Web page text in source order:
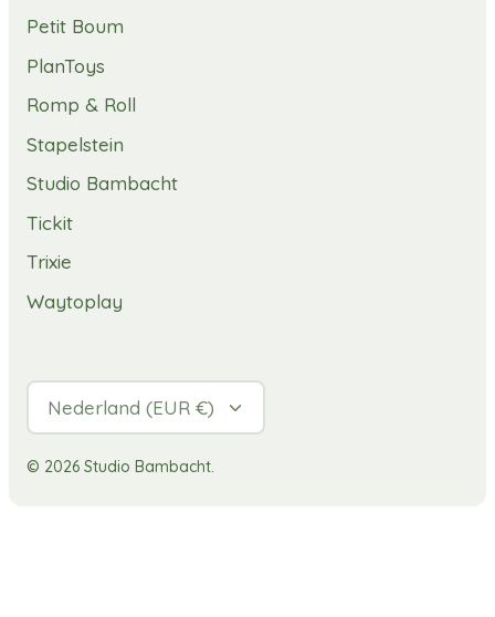
Petit Boum
PlanToys
Romp & Roll
Stapelstein
Studio Bambacht
Tickit
Trixie
Waytoplay
Valuta
Nederland (EUR €)
© 2026 Studio Bambacht.